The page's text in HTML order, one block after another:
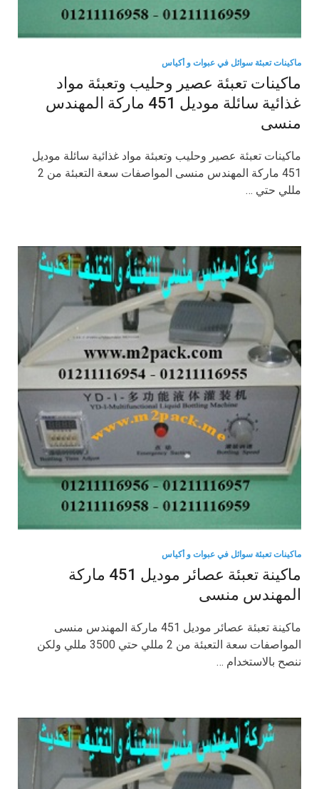
ماكينات تعبئة سوائل في عبوات و أكياس
ماكينات تعبئة عصير وحليب وتعبئة مواد
غذائية سائلة موديل 451 ماركة المهندس
منسى
ماكينات تعبئة عصير وحليب وتعبئة مواد غذائية سائلة موديل
451 ماركة المهندس منسى المواصفات سعة التعبئة من 2
مللي حتي …
ماكينات تعبئة سوائل في عبوات و أكياس
ماكينة تعبئة عصائر موديل 451 ماركة
المهندس منسى
ماكينة تعبئة عصائر موديل 451 ماركة المهندس منسى
المواصفات سعة التعبئة من 2 مللي حتي 3500 مللي ولكن
ننصح بالاستخدام …